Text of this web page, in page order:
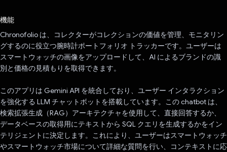
機能
Chronofolio は、コレクターがコレクションの価値を管理、モニタリン
グするのに役立つ腕時計ポートフォリオ トラッカーです。ユーザーは
スマートウォッチの画像をアップロードして、AI によるブランドの識
別と価格の見積もりを取得できます。
このアプリは Gemini API を統合しており、ユーザー インタラクション
を強化する LLM チャットボットを搭載しています。この chatbot は、
検索拡張生成（RAG）アーキテクチャを使用して、直接回答するか、
データベースの取得用にテキストから SQL クエリを生成するかをイン
テリジェントに決定します。これにより、ユーザーはスマートウォッチ
やスマートウォッチ市場について詳細な質問を行い、コンテキストに応